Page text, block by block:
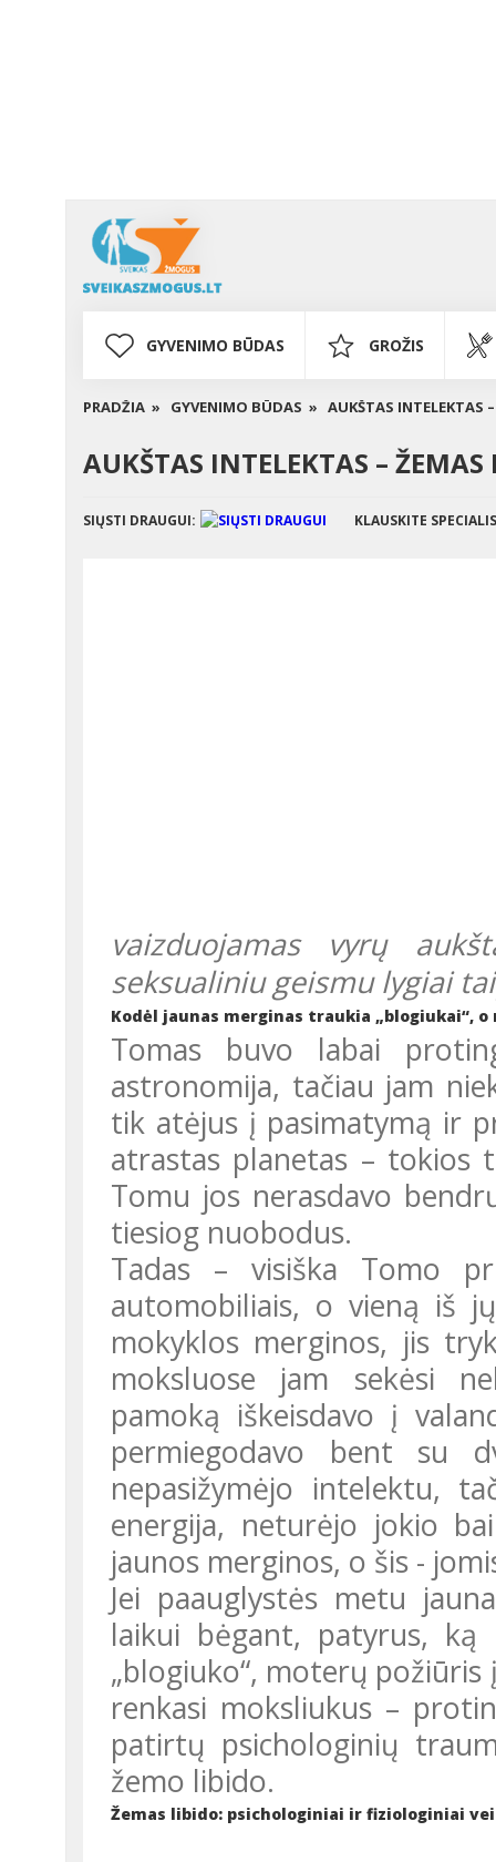
GYVENIMO BŪDAS GROŽIS
PRADŽIA » GYVENIMO BŪDAS » AUKŠTAS INTELEKTAS
AUKŠTAS INTELEKTAS – ŽEMAS
SIŲSTI DRAUGUI: KLAUSKITE
vaizduojamas vyrų
seksualiniu geismu lygiai
Kodėl jaunas merginas traukia „blogiukai“,
Tomas buvo labai protingas, daug skaitė ir itin domėjosi
astronomija, tačiau jam
tik atėjus į pasimatymą ir
atrastas planetas – tokios
Tomu jos nerasdavo
tiesiog nuobodus.
Tadas – visiška Tomo priešingybė. Domėjosi motociklais ir
automobiliais, o vieną iš
mokyklos merginos, jis
moksluose jam sekėsi
pamoką iškeisdavo į
permiegodavo bent su
nepasižymėjo intelektu,
energija, neturėjo jokio
jaunos merginos, o šis -
Jei paauglystės metu jaunas merginas itin žavi „blogiukai“, tai
laikui bėgant, patyrus,
„blogiuko“, moterų
renkasi moksliukus –
patirtų psichologinių
žemo libido.
Žemas libido: psichologiniai ir fiziologiniai